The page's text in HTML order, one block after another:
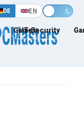
DE EN
Games
IT-Security